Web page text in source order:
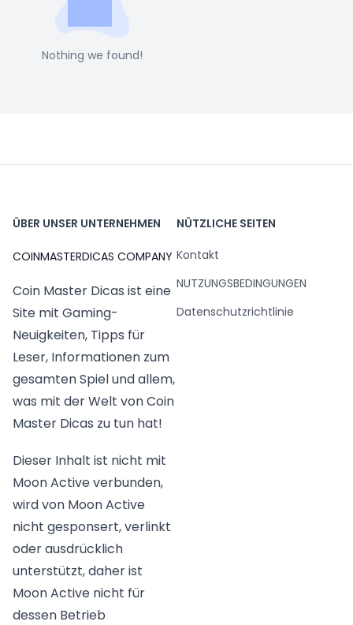
Nothing we found!
ÜBER UNSER UNTERNEHMEN
COINMASTERDICAS COMPANY
Coin Master Dicas ist eine
Site mit Gaming-
Neuigkeiten, Tipps für
Leser, Informationen zum
gesamten Spiel und allem,
was mit der Welt von Coin
Master Dicas zu tun hat!
Dieser Inhalt ist nicht mit
Moon Active verbunden,
wird von Moon Active
nicht gesponsert, verlinkt
oder ausdrücklich
unterstützt, daher ist
Moon Active nicht für
dessen Betrieb
NÜTZLICHE SEITEN
Kontakt
NUTZUNGSBEDINGUNGEN
Datenschutzrichtlinie